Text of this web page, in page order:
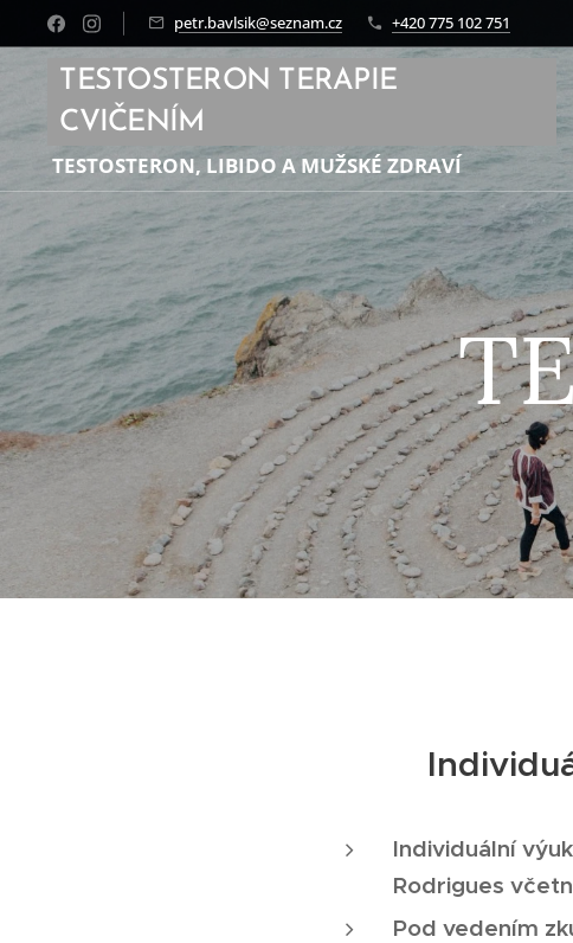
petr.bavlsik@seznam.cz +420 775 102 751
TESTOSTERON TERAPIE
CVIČENÍM
TESTOSTERON, LIBIDO A MUŽSKÉ ZDRAVÍ
Individuální
Rodrigues
Pod vedením